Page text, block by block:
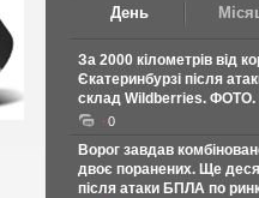
День
За 2000 кілометрів від
Єкатеринбурзі після
склад Wildberries. ФОТО.
0
Ворог завдав
двоє поранених. Ще
після атаки БПЛА по